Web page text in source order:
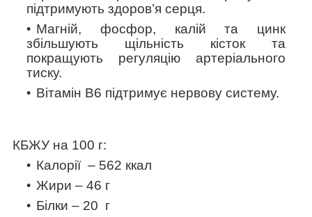
підтримують здоров’я серця.
Магній, фосфор, калій та цинк
збільшують щільність кісток та
покращують регуляцію артеріального
тиску.
Вітамін В6 підтримує нервову систему.
КБЖУ на 100 г:
Калорії – 562 ккал
Жири – 46 г
Білки – 20 г